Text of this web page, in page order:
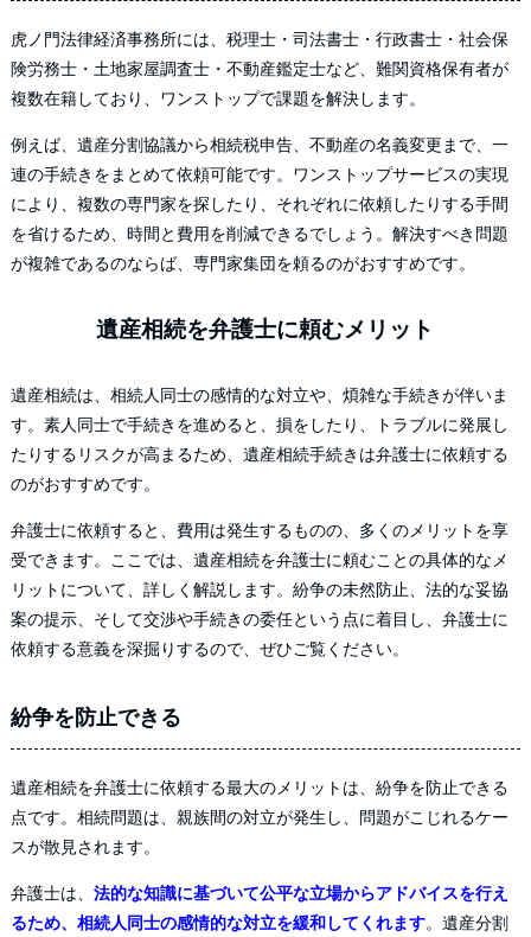
虎ノ門法律経済事務所には、税理士・司法書士・行政書士・社会保
険労務士・土地家屋調査士・不動産鑑定士など、難関資格保有者が
複数在籍しており、ワンストップで課題を解決します。
例えば、遺産分割協議から相続税申告、不動産の名義変更まで、一
連の手続きをまとめて依頼可能です。ワンストップサービスの実現
により、複数の専門家を探したり、それぞれに依頼したりする手間
を省けるため、時間と費用を削減できるでしょう。解決すべき問題
が複雑であるのならば、専門家集団を頼るのがおすすめです。
遺産相続を弁護士に頼むメリット
遺産相続は、相続人同士の感情的な対立や、煩雑な手続きが伴いま
す。素人同士で手続きを進めると、損をしたり、トラブルに発展し
たりするリスクが高まるため、遺産相続手続きは弁護士に依頼する
のがおすすめです。
弁護士に依頼すると、費用は発生するものの、多くのメリットを享
受できます。ここでは、遺産相続を弁護士に頼むことの具体的なメ
リットについて、詳しく解説します。紛争の未然防止、法的な妥協
案の提示、そして交渉や手続きの委任という点に着目し、弁護士に
依頼する意義を深掘りするので、ぜひご覧ください。
紛争を防止できる
遺産相続を弁護士に依頼する最大のメリットは、紛争を防止できる
点です。相続問題は、親族間の対立が発生し、問題がこじれるケー
スが散見されます。
弁護士は、 法的な知識に基づいて公平な立場からアドバイスを行え
るため、相続人同士の感情的な対立を緩和してくれます。遺産分割